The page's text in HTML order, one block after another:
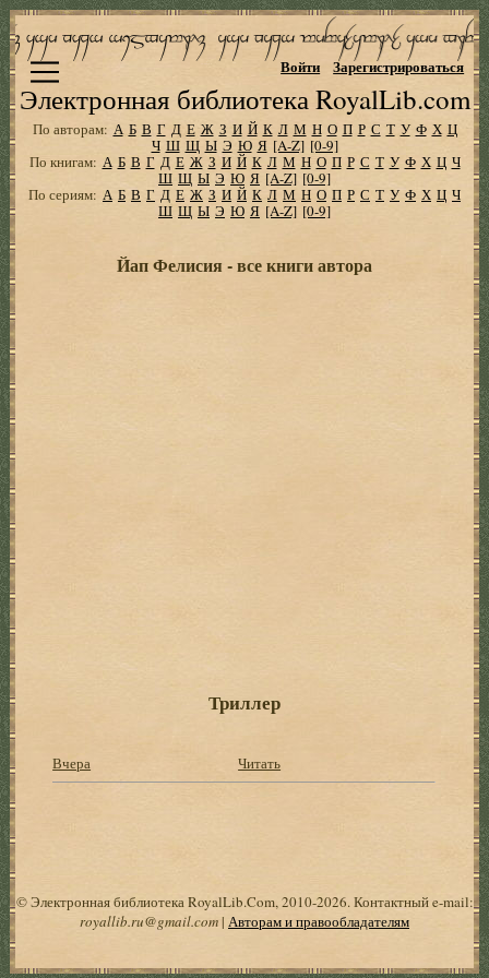
Электронная библиотека RoyalLib.com
Войти Зарегистрироваться
По авторам: А Б В Г Д Е Ж З И Й К Л М Н О П Р С Т У Ф Х Ц
Ч Ш Щ Ы Э Ю Я [A-Z] [0-9]
По книгам: А Б В Г Д Е Ж З И Й К Л М Н О П Р С Т У Ф Х Ц Ч
Ш Щ Ы Э Ю Я [A-Z] [0-9]
По сериям: А Б В Г Д Е Ж З И Й К Л М Н О П Р С Т У Ф Х Ц Ч
Ш Щ Ы Э Ю Я [A-Z] [0-9]
Йап Фелисия - все книги автора
Триллер
Вчера Читать
© Электронная библиотека RoyalLib.Com, 2010-2026. Контактный e-mail:
royallib.ru@gmail.com| Авторам и правообладателям